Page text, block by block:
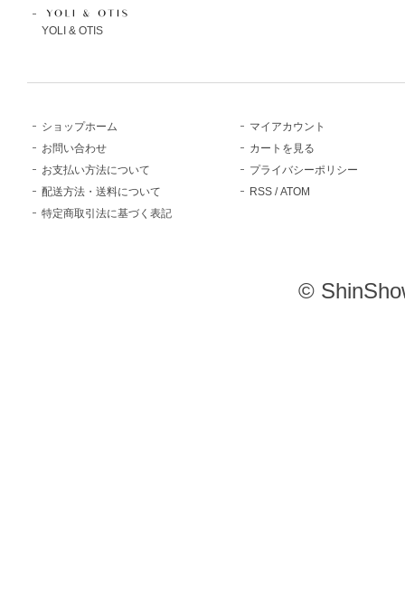
YOLI & OTIS
ショップホーム
お問い合わせ
お支払い方法について
配送方法・送料について
特定商取引法に基づく表記
マイアカウント
カートを見る
プライバシーポリシー
RSS /ATOM
©